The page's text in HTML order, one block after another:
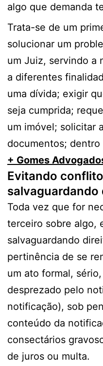
algo que demanda
Trata-se de um
solucionar um
um Juiz, servindo a
a diferentes
uma dívida; exigir
seja cumprida;
um imóvel; solicitar
documentos; dentro
+ Gomes
Evitando
salvaguardando
Toda vez que for
terceiro sobre algo,
salvaguardando
pertinência de se
um ato formal,
desprezado pelo
notificação), sob
conteúdo da
consectários
de juros ou multa.